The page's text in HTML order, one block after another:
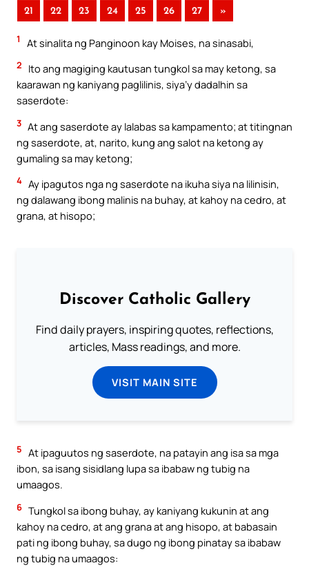
21 22 23 24 25 26 27 »
1 At sinalita ng Panginoon kay Moises, na sinasabi,
2
Ito ang magiging kautusan tungkol sa may ketong, sa
kaarawan ng kaniyang paglilinis, siya’y dadalhin sa
saserdote:
3 At ang saserdote ay lalabas sa kampamento; at titingnan
ng saserdote, at, narito, kung ang salot na ketong ay
gumaling sa may ketong;
4 Ay ipagutos nga ng saserdote na ikuha siya na lilinisin,
ng dalawang ibong malinis na buhay, at kahoy na cedro, at
grana, at hisopo;
Discover Catholic Gallery
Find daily prayers, inspiring quotes, reflections,
articles, Mass readings, and more.
VISIT MAIN SITE
5 At ipaguutos ng saserdote, na patayin ang isa sa mga
ibon, sa isang sisidlang lupa sa ibabaw ng tubig na
umaagos.
6 Tungkol sa ibong buhay, ay kaniyang kukunin at ang
kahoy na cedro, at ang grana at ang hisopo, at babasain
pati ng ibong buhay, sa dugo ng ibong pinatay sa ibabaw
ng tubig na umaagos: